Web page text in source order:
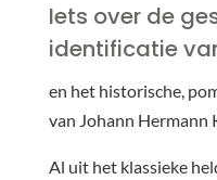
Iets over de
identificatie
en het historische,
van Johann Hermann
Al uit het klassieke